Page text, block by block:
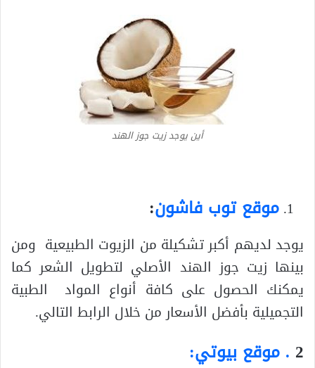
أين يوجد زيت جوز الهند
موقع توب فاشون:
يوجد لديهم أكبر تشكيلة من الزيوت الطبيعية ومن
بينها زيت جوز الهند الأصلي لتطويل الشعر كما
يمكنك الحصول على كافة أنواع المواد الطبية
التجميلية بأفضل الأسعار من خلال الرابط التالي.
2 . موقع بيوتي: